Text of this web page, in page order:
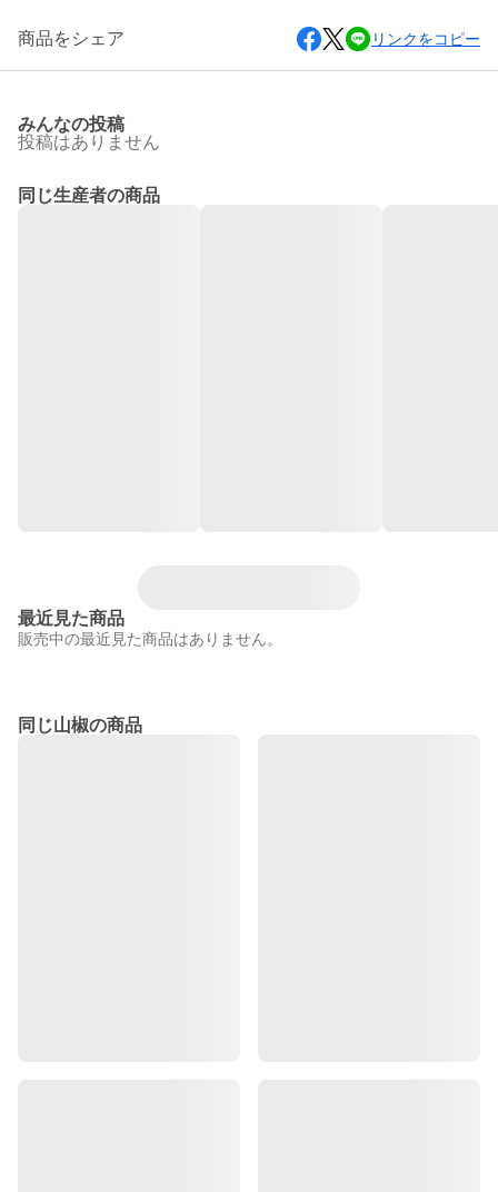
商品をシェア リンクをコピー
みんなの投稿
投稿はありません
同じ生産者の商品
最近見た商品
販売中の最近見た商品はありません。
同じ山椒の商品